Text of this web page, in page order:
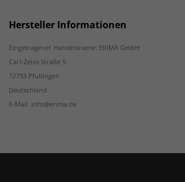
Hersteller Informationen
Eingetragener Handelsname: ERIMA GmbH
Carl-Zeiss-Straße 9
72793 Pfullingen
Deutschland
E-Mail: info@erima.de